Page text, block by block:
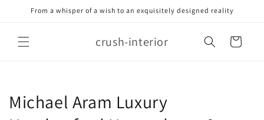
naar de
From a whisper of a wish to an exquisitely designed reality
crush-interior Winkelwagen
C
Michael Aram Luxury